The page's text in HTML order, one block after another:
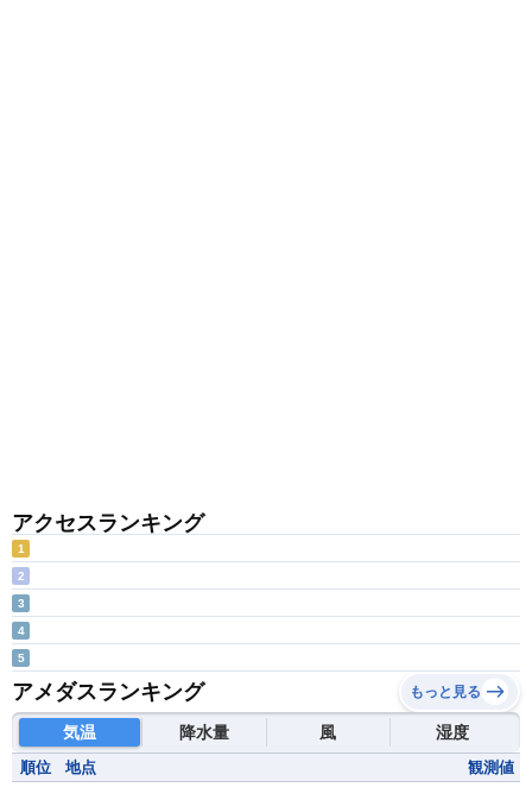
アクセスランキング
1
2
3
4
5
アメダスランキング もっと見る
気温 降水量 風 湿度
順位 地点 観測値